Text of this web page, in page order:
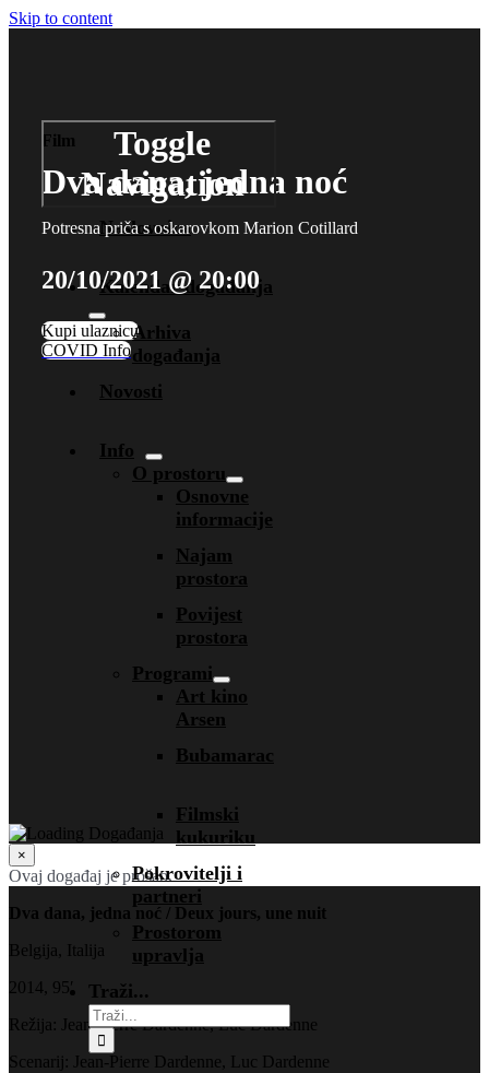
Skip to content
Toggle
Navigation
Naslovnica
Kalendar događanja
Arhiva
događanja
Novosti
Info
O prostoru
Osnovne
informacije
Najam
prostora
Povijest
prostora
Programi
Art kino
Arsen
Bubamarac
Filmski
kukuriku
Pokrovitelji i
partneri
Prostorom
upravlja
Traži...
Film
Dva dana, jedna noć
Potresna priča s oskarovkom Marion Cotillard
20/10/2021 @ 20:00
Kupi ulaznicu
COVID Info
×
Ovaj događaj je prošao.
Dva dana, jedna noć / Deux jours, une nuit
Belgija, Italija
2014, 95′
Režija: Jean-Pierre Dardenne, Luc Dardenne
Scenarij: Jean-Pierre Dardenne, Luc Dardenne